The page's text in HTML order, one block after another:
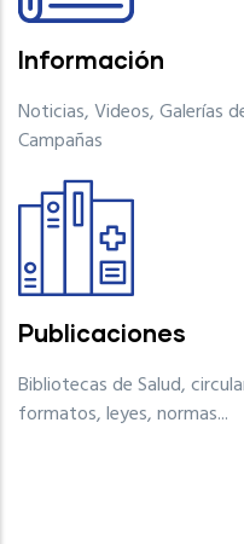
Información
Noticias, Videos, Galerías
Campañas
Publicaciones
Bibliotecas de Salud,
formatos, leyes, normas...